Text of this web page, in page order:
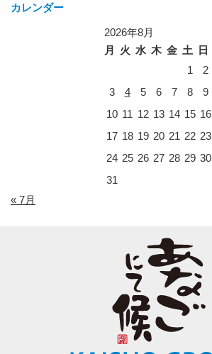
カレンダー
2026年8月
月
火 水 木 金 土
日
1
2
3
4 5 6 7 8
9
10 11 12 13 14 15 16
17 18 19 20 21 22 23
24 25 26 27 28 29 30
31
« 7月